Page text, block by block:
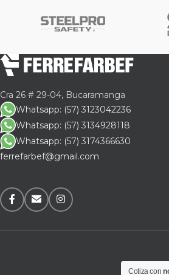
Cra 26 # 29-04, Bucaramanga
Whatsapp: (57) 3123042236
Whatsapp: (57) 3134928118
Whatsapp: (57) 3174366630
ferrefarbef@gmail.com
Cotiza con